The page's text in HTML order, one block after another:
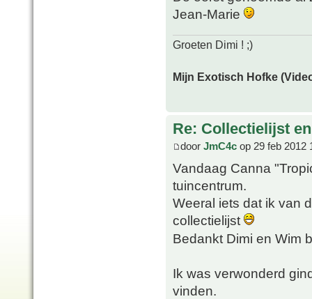
Jean-Marie
Groeten Dimi ! ;)
Mijn Exotisch Hofke
Re: Collectielijst
door JmC4c op 29 feb 2012
Vandaag Canna
tuincentrum.
Weeral iets dat ik van
collectielijst
Bedankt Dimi en Wim
Ik was verwonderd
vinden.